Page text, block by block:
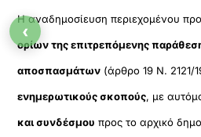
Η αναδημοσίευση περιεχομένου
ορίων της επιτρεπόμενης
αποσπασμάτων (άρθρο 19 Ν. 2121/
ενημερωτικούς σκοπούς, με
και συνδέσμου προς το αρχικό
‹